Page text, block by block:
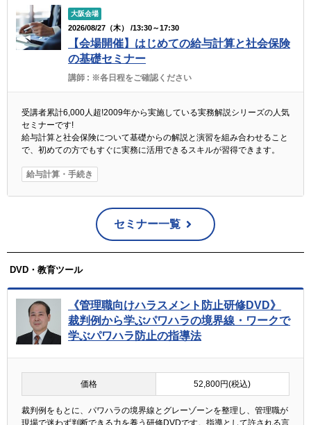
大阪会場
2026/08/27（木） /13:30～17:30
【会場開催】はじめての給与計算と社会保険
の基礎セミナー
講師 : ※各日程をご確認ください
受講者累計6,000人超!2009年から実施している実務解説シリーズの人気
セミナーです!
給与計算と社会保険について基礎からの解説と演習を組み合わせること
で、初めての方でもすぐに実務に活用できるスキルが習得できます。
給与計算・手続き
セミナー一覧
DVD・教育ツール
《管理職向けハラスメント防止研修DVD》
裁判例から学ぶパワハラの境界線・ワークで
学ぶパワハラ防止の指導法
価格 52,800円(税込)
裁判例をもとに、パワハラの境界線とグレーゾーンを整理し、管理職が
現場で迷わず判断できる力を養う研修DVDです。指導として許される言